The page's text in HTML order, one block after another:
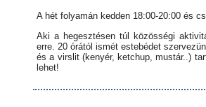
A hét folyamán kedden 18:00-20:00 és
Aki a hegesztésen túl közösségi
erre. 20 órától ismét estebédet
és a virslit (kenyér, ketchup, mustár..)
lehet!